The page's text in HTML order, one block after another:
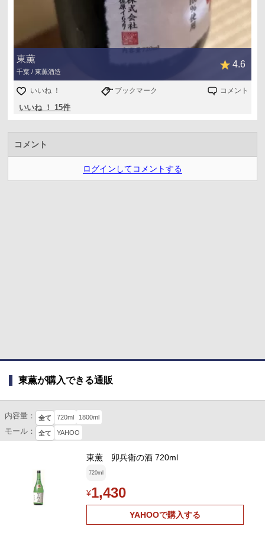
東薫
千葉 / 東薫酒造
4.6
いいね ！ ブックマーク コメント
いいね ！ 15件
コメント
ログインしてコメントする
東薫が購入できる通販
内容量： 全て 720ml 1800ml
モール： 全て YAHOO
東薫 卯兵衛の酒 720ml
720ml
¥1,430
YAHOOで購入する